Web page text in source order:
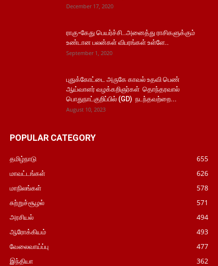
December 17, 2020
ராகு-கேது பெயர்ச்சி..அனைத்து ராசிகளுக்கும்
உண்டான பலன்கள் விபரங்கள் உள்ளே..
September 1, 2020
புதுக்கோட்டை அருகே காவல் உதவி பெண்
ஆய்வாளர் வழக்கறிஞர்கள் தொந்தரவால்
பொதுநாட்குறிப்பில் (GD) நடந்தவற்றை...
August 10, 2023
POPULAR CATEGORY
தமிழ்நாடு
655
மாவட்டங்கள்
626
மாநிலங்கள்
578
சுற்றுச்சூழல்
571
அரசியல்
494
ஆரோக்கியம்
493
வேலைவாய்ப்பு
477
இந்தியா
362